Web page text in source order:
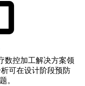
数控加工解决方案领
可在设计阶段预防
。